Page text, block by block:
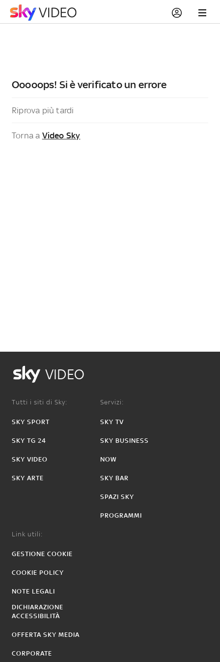
Ooooops! Si è verificato un errore
Riprova più tardi
Torna a Video Sky
VIDEO
Tutti i siti di Sky:
SKY SPORT
SKY TG 24
SKY VIDEO
SKY ARTE
Servizi:
SKY TV
SKY BUSINESS
NOW
SKY BAR
SPAZI SKY
PROGRAMMI
Link utili:
GESTIONE COOKIE
COOKIE POLICY
NOTE LEGALI
DICHIARAZIONE
ACCESSIBILITÀ
OFFERTA SKY MEDIA
CORPORATE